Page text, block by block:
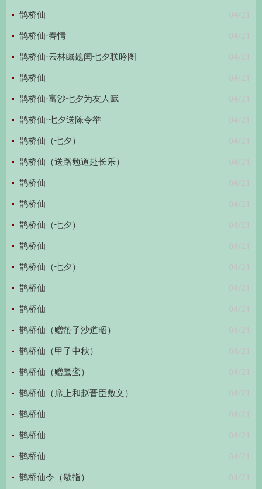
04/21
鹊桥仙
04/21
鹊桥仙·春情
04/21
鹊桥仙·云林瞩题闰七夕联吟图
04/21
鹊桥仙
04/21
鹊桥仙·富沙七夕为友人赋
04/21
鹊桥仙·七夕送陈令举
04/21
鹊桥仙（七夕）
04/21
鹊桥仙（送路勉道赴长乐）
04/21
鹊桥仙
04/21
鹊桥仙
04/21
鹊桥仙（七夕）
04/21
鹊桥仙
04/21
鹊桥仙（七夕）
04/21
鹊桥仙
04/21
鹊桥仙
04/21
鹊桥仙（赠蛰子沙道昭）
04/21
鹊桥仙（甲子中秋）
04/21
鹊桥仙（赠鹭鸾）
04/21
鹊桥仙（席上和赵晋臣敷文）
04/21
鹊桥仙
04/21
鹊桥仙
04/21
鹊桥仙
04/21
鹊桥仙令（歇指）